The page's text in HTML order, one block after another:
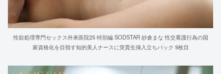
性欲処理専門セックス外来医院25 特別編 SODSTAR 紗倉まな 性交看護行為の国
家資格化を目指す知的美人ナースに突貫生挿入立ちバック 9枚目